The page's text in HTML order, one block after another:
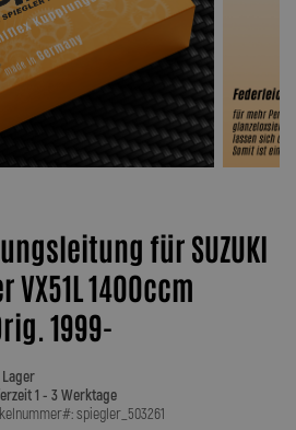
für SUZUKI
VX51L 1400ccm
1999-
1 - 3 Werktage
spiegler_503261